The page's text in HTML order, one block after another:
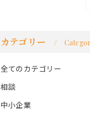
カテゴリー
全てのカテゴリー
相談
中小企業